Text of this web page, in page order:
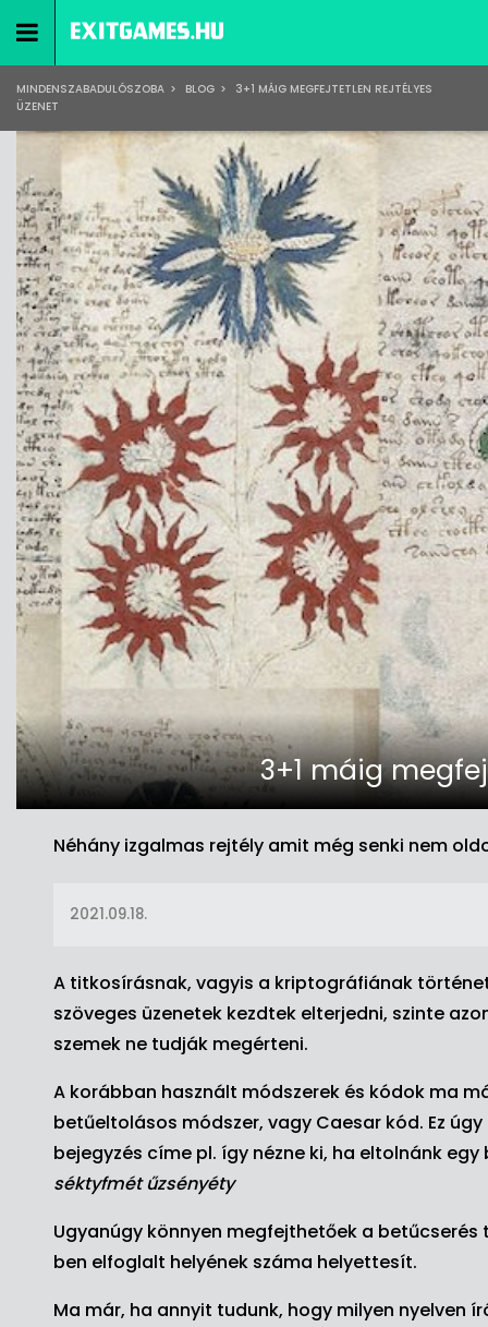
MINDENSZABADULÓSZOBA > BLOG >
3+1 MÁIG MEGFEJTETLEN REJTÉLYES
ÜZENET
3+1 máig
Néhány izgalmas rejtély amit még senki nem
2021.09.18.
A titkosírásnak, vagyis a kriptográfiának
szöveges üzenetek kezdtek elterjedni, szinte
szemek ne tudják megérteni.
A korábban használt módszerek és kódok ma
betűeltolásos módszer, vagy Caesar kód. Ez
bejegyzés címe pl. így nézne ki, ha eltolnánk
séktyfmét űzsényéty
Ugyanúgy könnyen megfejthetőek a
ben elfoglalt helyének száma helyettesít.
Ma már, ha annyit tudunk, hogy milyen nyelven